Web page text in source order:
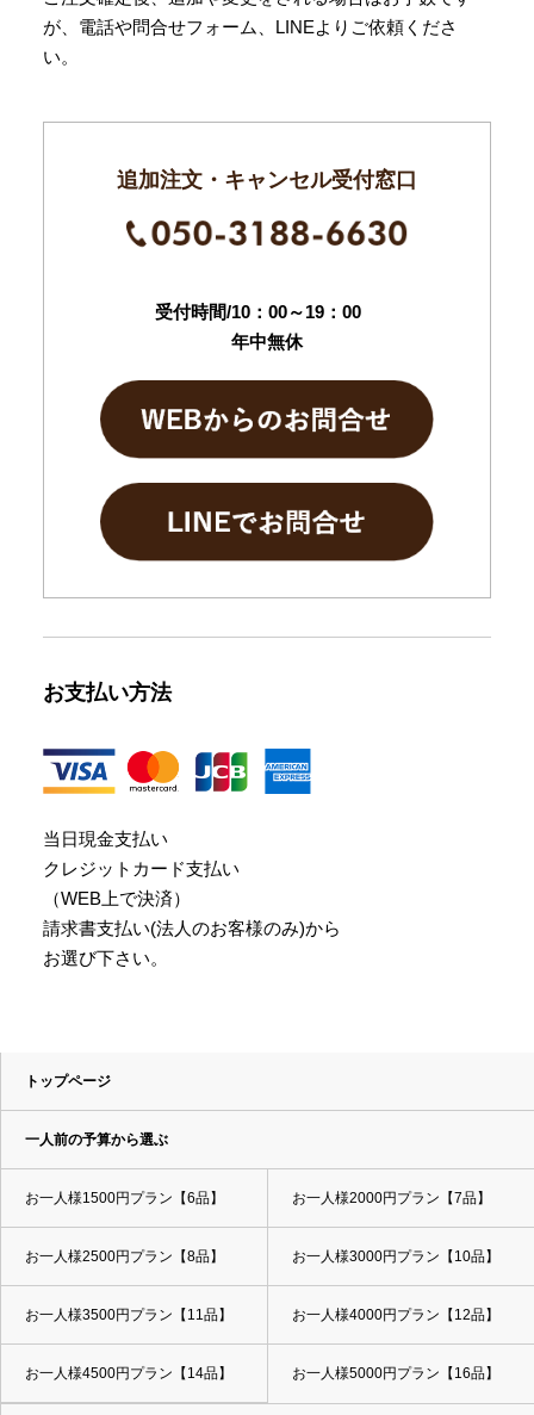
が、電話や問合せフォーム、LINEよりご依頼くださ
い。
追加注文・キャンセル受付窓口
受付時間/10：00～19：00
年中無休
お支払い方法
当日現金支払い
クレジットカード支払い
（WEB上で決済）
請求書支払い(法人のお客様のみ)から
お選び下さい。
トップページ
一人前の予算から選ぶ
お一人様1500円プラン【6品】 お一人様2000円プラン【7品】
お一人様2500円プラン【8品】 お一人様3000円プラン【10品】
お一人様3500円プラン【11品】 お一人様4000円プラン【12品】
お一人様4500円プラン【14品】 お一人様5000円プラン【16品】